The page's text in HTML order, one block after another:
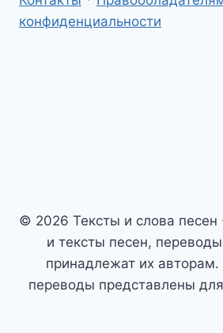
конфиденциальности
© 2026 Тексты и слова песен
и тексты песен,
принадлежат их авторам.
переводы представлены